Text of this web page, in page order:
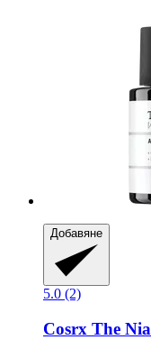
Добавяне
5.0 (2)
Cosrx The